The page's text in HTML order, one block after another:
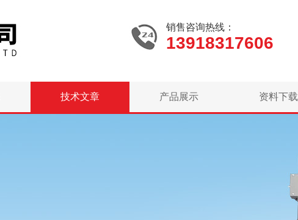
销售咨询热线：
13918317606
技术文章 产品展示 资料下载